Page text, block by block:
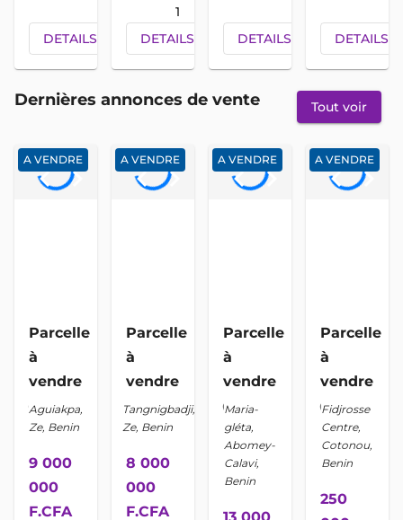
DETAILS CONTACTEZ
1
DETAILS
CONTACTEZ
DETAILS CONTACTEZ
DETAILS
Dernières annonces de vente Tout voir
A VENDRE
keyboard_arrow_leftkeyboard_arrow_right
Parcelle
à
vendre
location_on
Aguiakpa,
Ze, Benin
9 000
000
F.CFA
A VENDRE
keyboard_arrow_leftkeyboard_arrow_right
Parcelle
à
vendre
location_on
Tangnigbadji,
Ze, Benin
8 000
000
F.CFA
A VENDRE
keyboard_arrow_leftkeyboard_arrow_right
Parcelle
à
vendre
location_on
Maria-
gléta,
Abomey-
Calavi,
Benin
13 000
A VENDRE
keyboard_arrow_leftkeyboard_arrow_right
Parcelle
à
vendre
location_on
Fidjrosse
Centre,
Cotonou,
Benin
250